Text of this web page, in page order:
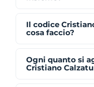
Il codice
cosa faccio?
Ogni quanto si
Cristiano